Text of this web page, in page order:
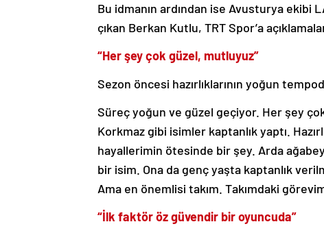
Bu idmanın ardından ise Avusturya ekibi
çıkan Berkan Kutlu, TRT Spor’a
“Her şey çok güzel, mutluyuz”
Sezon öncesi hazırlıklarının yoğun
Süreç yoğun ve güzel geçiyor. Her şey
Korkmaz gibi isimler kaptanlık yaptı.
hayallerimin ötesinde bir şey. Arda
bir isim. Ona da genç yaşta kaptanlık
Ama en önemlisi takım. Takımdaki
“İlk faktör öz güvendir bir oyuncuda”